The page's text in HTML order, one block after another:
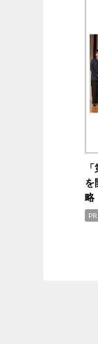
を
略
PR